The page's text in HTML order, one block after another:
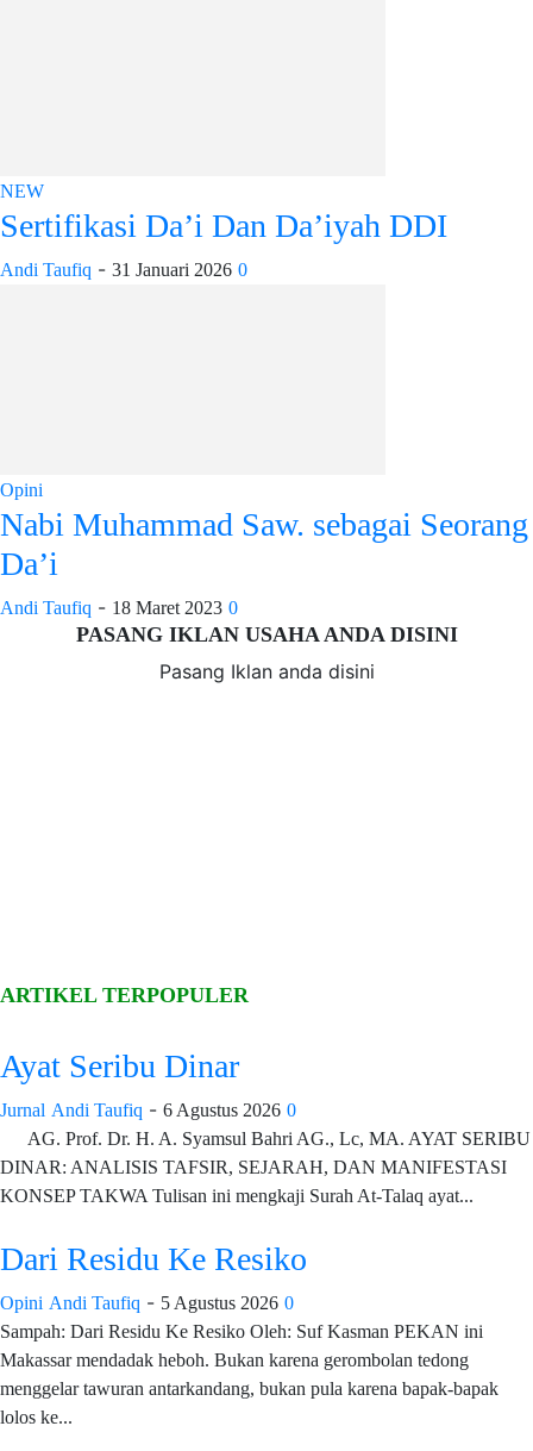
NEW
Sertifikasi Da’i Dan Da’iyah DDI
Andi Taufiq - 31 Januari 2026 0
Opini
Nabi Muhammad Saw. sebagai Seorang
Da’i
Andi Taufiq - 18 Maret 2023 0
PASANG IKLAN USAHA ANDA DISINI
Pasang Iklan anda disini
ARTIKEL TERPOPULER
Ayat Seribu Dinar
Jurnal Andi Taufiq - 6 Agustus 2026 0
AG. Prof. Dr. H. A. Syamsul Bahri AG., Lc, MA. AYAT SERIBU
DINAR: ANALISIS TAFSIR, SEJARAH, DAN MANIFESTASI
KONSEP TAKWA Tulisan ini mengkaji Surah At-Talaq ayat...
Dari Residu Ke Resiko
Opini Andi Taufiq - 5 Agustus 2026 0
Sampah: Dari Residu Ke Resiko Oleh: Suf Kasman PEKAN ini
Makassar mendadak heboh. Bukan karena gerombolan tedong
menggelar tawuran antarkandang, bukan pula karena bapak-bapak
lolos ke...